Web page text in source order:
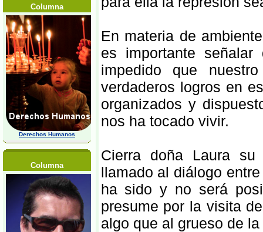
Columna
Derechos Humanos
Columna
En materia de
es importante
impedido que
verdaderos logros en
organizados y
nos ha tocado vivir.
Cierra doña Laura su
llamado al diálogo
ha sido y no será
presume por la visita
algo que al grueso de